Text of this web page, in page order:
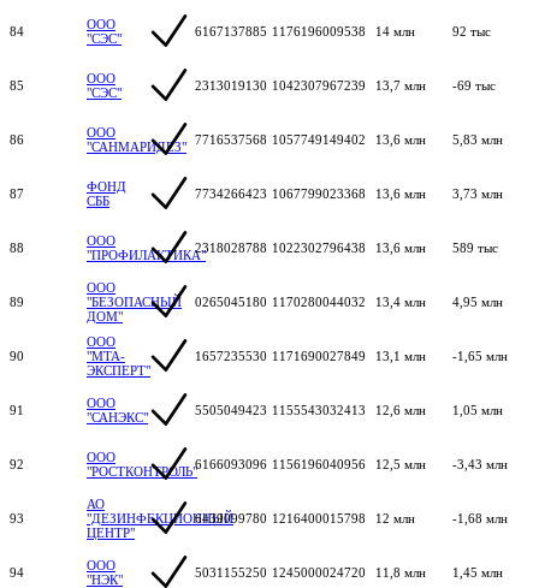
84
ООО
"СЭС"
6167137885 1176196009538 14 млн 92 тыс
85
ООО
"СЭС"
2313019130 1042307967239 13,7 млн -69 тыс
86
ООО
"САНМАРИДЕЗ" 7716537568 1057749149402 13,6 млн 5,83 млн
87
ФОНД
СББ
7734266423 1067799023368 13,6 млн 3,73 млн
88
ООО
"ПРОФИЛАКТИКА"2318028788 1022302796438 13,6 млн 589 тыс
89
ООО
"БЕЗОПАСНЫЙ
ДОМ"
0265045180 1170280044032 13,4 млн 4,95 млн
90
ООО
"МТА-
ЭКСПЕРТ"
1657235530 1171690027849 13,1 млн -1,65 млн
91
ООО
"САНЭКС"
5505049423 1155543032413 12,6 млн 1,05 млн
92
ООО
"РОСТКОНТРОЛЬ"6166093096 1156196040956 12,5 млн -3,43 млн
93
АО
"ДЕЗИНФЕКЦИОННЫЙ
ЦЕНТР"
6439099780 1216400015798 12 млн -1,68 млн
94
ООО
"НЭК"
5031155250 1245000024720 11,8 млн 1,45 млн